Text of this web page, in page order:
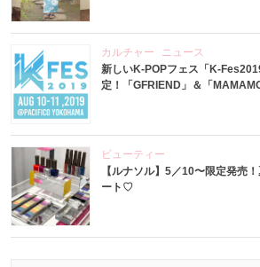
カルチャー
ニュース
新しいK-POPフェス「K-
定！「GFRIEND」＆「
ビューティー
【ルナソル】5／10〜限定発売
ート♡